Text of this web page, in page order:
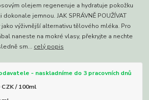
olejem regeneruje a hydratuje pokožku
jemnou. JAK SPRÁVNĚ POUŽÍVAT
výživnější alternativu tělového mléka. Pro
naneste na mokré vlasy, překryjte a nechte
sm... celý popis
- naskladníme do 3 pracovních dnů
CZK / 100ml